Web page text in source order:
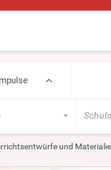
und